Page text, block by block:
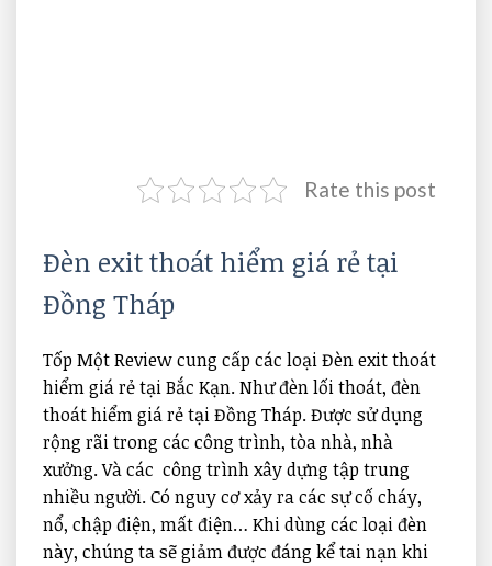
Rate this post
Đèn exit thoát hiểm giá rẻ tại
Đồng Tháp
Tốp Một Review cung cấp các loại Đèn exit thoát
hiểm giá rẻ tại Bắc Kạn. Như đèn lối thoát, đèn
thoát hiểm giá rẻ tại Đồng Tháp. Được sử dụng
rộng rãi trong các công trình, tòa nhà, nhà
xưởng. Và các công trình xây dựng tập trung
nhiều người. Có nguy cơ xảy ra các sự cố cháy,
nổ, chập điện, mất điện… Khi dùng các loại đèn
này, chúng ta sẽ giảm được đáng kể tai nạn khi